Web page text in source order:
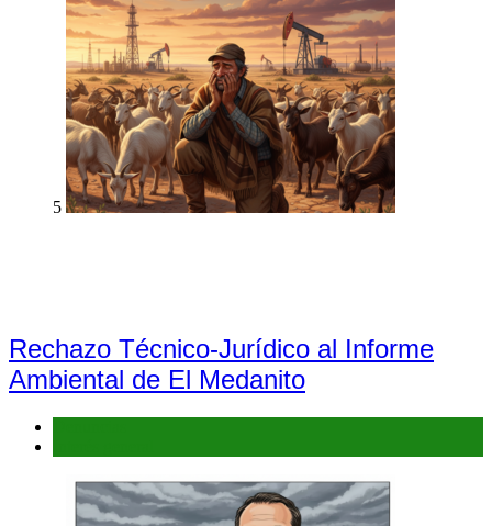
5
Rechazo Técnico-Jurídico al Informe
Ambiental de El Medanito